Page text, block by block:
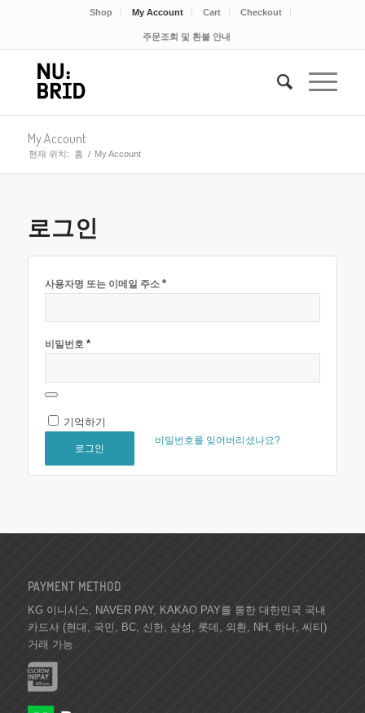
Shop My Account Cart Checkout
주문조회 및 환불 안내
My Account
현재 위치: 홈 / My Account
로그인
사용자명 또는 이메일 주소 *
비밀번호 *
기억하기
로그인
비밀번호를 잊어버리셨나요?
PAYMENT METHOD
KG 이니시스, NAVER PAY, KAKAO PAY를 통한 대한민국 국내
카드사 (현대, 국민, BC, 신한, 삼성, 롯데, 외환, NH, 하나, 씨티)
거래 가능